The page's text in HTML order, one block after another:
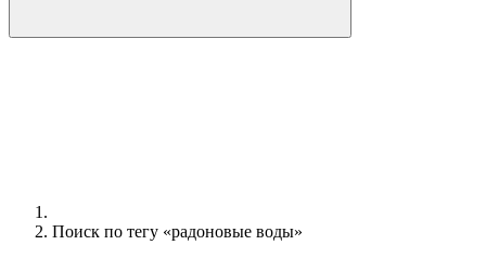
Поиск по тегу «радоновые воды»